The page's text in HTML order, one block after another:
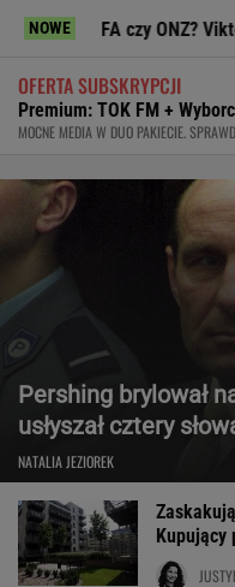
NOWE
FIFA czy ONZ? Viktor
OFERTA SUBSKRYPCJI
Premium: TOK FM +
MOCNE MEDIA W DUO PAKIECIE.
Pershing brylował
usłyszał cztery
NATALIA JEZIOREK
Kupujący